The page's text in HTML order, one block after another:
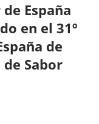
España
en el 31º
de
Sabor